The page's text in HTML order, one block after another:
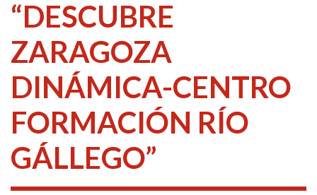
“DESCUBRE
ZARAGOZA
DINÁMICA-CENTRO
FORMACIÓN RÍO
GÁLLEGO”